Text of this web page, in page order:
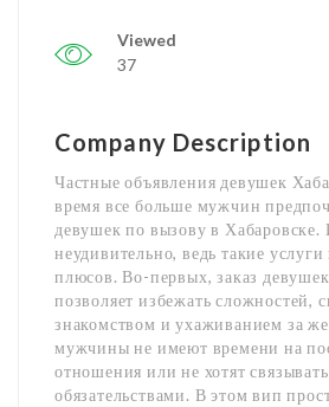
Viewed
37
Company Description
Частные объявления девушек
время все больше мужчин
девушек по вызову в Хабаровске.
неудивительно, ведь такие
плюсов. Во-первых, заказ
позволяет избежать сложностей,
знакомством и ухаживанием за
мужчины не имеют времени на
отношения или не хотят
обязательствами. В этом вип